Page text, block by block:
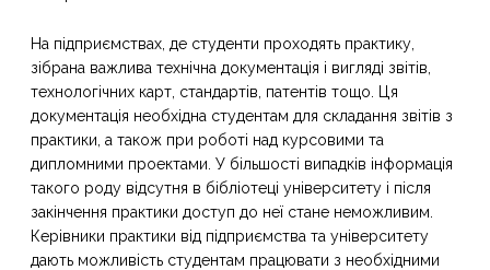
На підприємствах, де студенти проходять практику,
зібрана важлива технічна документація і вигляді звітів,
технологічних карт, стандартів, патентів тощо. Ця
документація необхідна студентам для складання звітів з
практики, а також при роботі над курсовими та
дипломними проектами. У більшості випадків інформація
такого роду відсутня в бібліотеці університету і після
закінчення практики доступ до неї стане неможливим.
Керівники практики від підприємства та університету
дають можливість студентам працювати з необхідними